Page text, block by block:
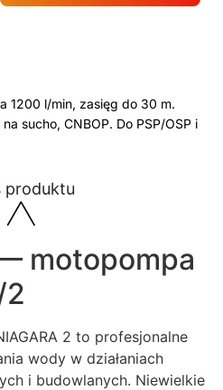
1200 l/min, zasięg do 30 m.
sucho, CNBOP. Do PSP/OSP i
produktu
motopompa
2
2 to profesjonalne
wody w działaniach
i budowlanych. Niewielkie